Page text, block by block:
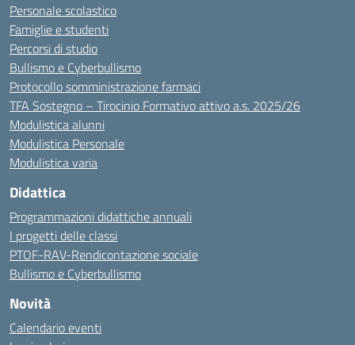
Personale scolastico
Famiglie e studenti
Percorsi di studio
Bullismo e Cyberbullismo
Protocollo somministrazione farmaci
TFA Sostegno – Tirocinio Formativo attivo a.s. 2025/26
Modulistica alunni
Modulistica Personale
Modulistica varia
Didattica
Programmazioni didattiche annuali
I progetti delle classi
PTOF-RAV-Rendicontazione sociale
Bullismo e Cyberbullismo
Novità
Calendario eventi